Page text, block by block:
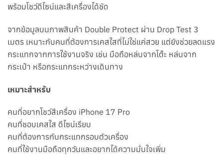
พร้อมโชว์ดีไซน์และสีเครื่องได้ชัด
จากข้อมูลบนภาพสินค้า Double Protect ผ่าน Drop Test 3
เมตร เหมาะกับคนที่ต้องการเคสใสที่ไม่ใช่แค่สวย แต่ยังช่วยลดแรง
กระแทกจากการใช้งานจริง เช่น มือถือหล่นจากโต๊ะ หล่นจาก
กระเป๋า หรือกระแทกระหว่างเดินทาง
เหมาะสำหรับ
คนที่อยากโชว์สีเครื่อง iPhone 17 Pro
คนที่ชอบเคสใส ดีไซน์เรียบ
คนที่ต้องการกันกระแทกรอบตัวเครื่อง
คนที่ใช้งานมือถือทุกวันและอยากได้ความมั่นใจเพิ่ม